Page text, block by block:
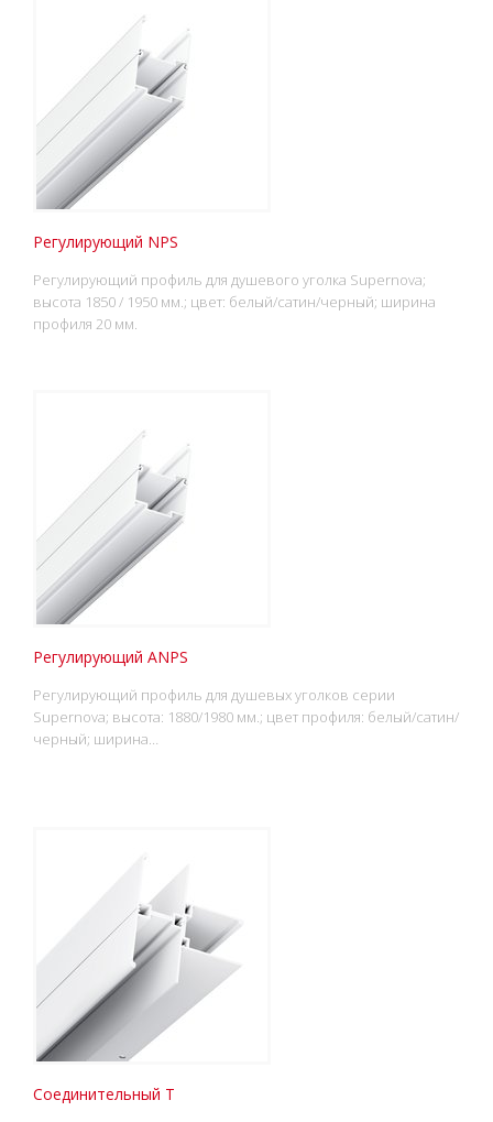
Регулирующий NPS
Регулирующий профиль для душевого уголка Supernova;
высота 1850 / 1950 мм.; цвет: белый/сатин/черный; ширина
профиля 20 мм.
Регулирующий АNPS
Регулирующий профиль для душевых уголков серии
Supernova; высота: 1880/1980 мм.; цвет профиля: белый/сатин/
черный; ширина…
Соединительный Т